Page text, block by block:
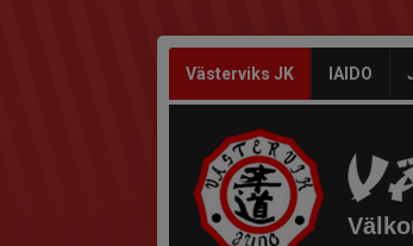
Västerviks JK IAIDO